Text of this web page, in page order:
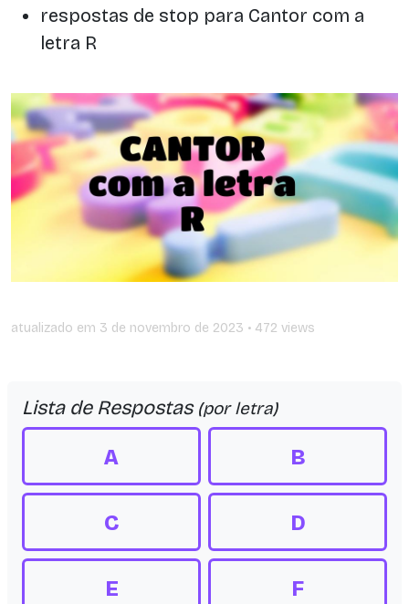
respostas de stop para Cantor com a
letra R
atualizado em 3 de novembro de 2023 • 472 views
Lista de Respostas (por letra)
A B
C D
E F